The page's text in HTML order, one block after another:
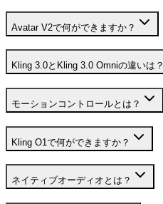
Avatar V2で何ができますか？
Kling 3.0とKling 3.0 Omniの違いは？
モーションコントロールとは？
Kling O1で何ができますか？
ネイティブオーディオとは？